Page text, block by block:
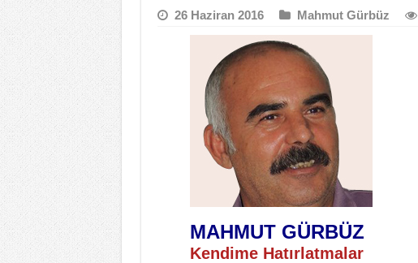
26 Haziran 2016 Mahmut Gürbüz
MAHMUT GÜRBÜZ
Kendime Hatırlatmalar